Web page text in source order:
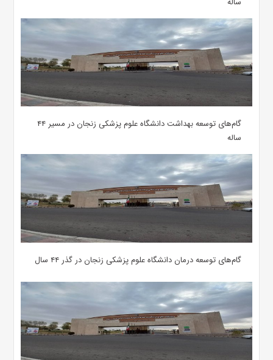
گام‌های توسعه بهداشت دانشگاه علوم پزشکی زنجان در مسیر ۴۴
ساله
گام‌های توسعه درمان دانشگاه علوم پزشکی زنجان در گذر ۴۴ سال